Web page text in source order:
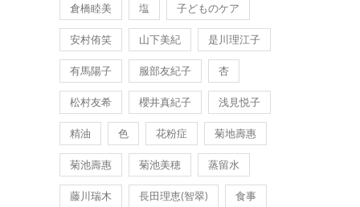
倉橋睦美 塩 子どものケア
安村侑笑 山下美紀 是川理江子
有馬陽子 服部友紀子 杏
松村友希 櫻井真紀子 浅見悦子
精油 色 花粉症 菊地壽惠
菊池壽惠 菊池美穂 蒸留水
藤川瑞木 長田理恵(智翠) 食事